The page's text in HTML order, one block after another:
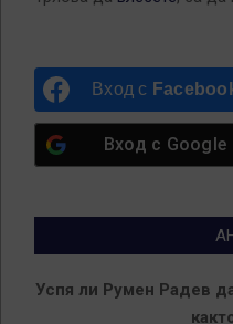
Вход с
Вход с Google
Успя ли Румен Радев